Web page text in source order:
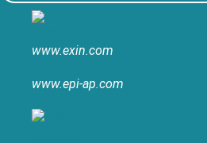
www.exin.com
www.epi-ap.com